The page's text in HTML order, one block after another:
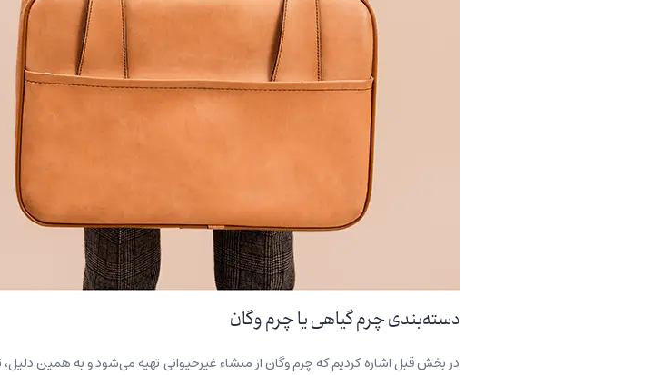
دسته‌بندی چرم گیاهی یا چرم وگان
در بخش قبل اشاره کردیم که چرم وگان از منشاء غیرحیوانی تهیه می‌شود و به همین